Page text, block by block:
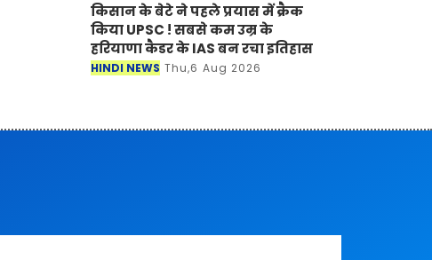
किसान के बेटे ने पहले प्रयास में क्रैक
किया UPSC ! सबसे कम उम्र के
हरियाणा कैडर के IAS बन रचा इतिहास
HINDI NEWS Thu,6 Aug 2026